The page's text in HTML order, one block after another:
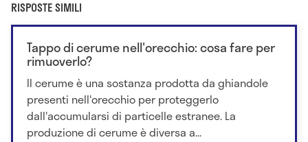
RISPOSTE SIMILI
Tappo di cerume nell'orecchio: cosa fare per
rimuoverlo?
Il cerume è una sostanza prodotta da ghiandole
presenti nell'orecchio per proteggerlo
dall'accumularsi di particelle estranee. La
produzione di cerume è diversa a...